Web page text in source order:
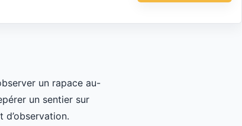
un rapace au-
un sentier sur